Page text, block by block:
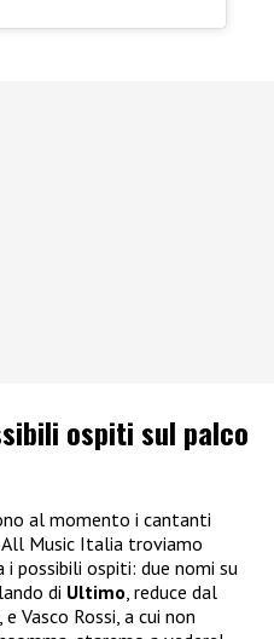
ospiti sul palco
al momento i cantanti
All Music Italia troviamo
i possibili ospiti: due nomi su
di Ultimo, reduce dal
Vasco Rossi, a cui non